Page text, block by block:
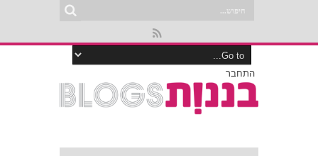
התחבר